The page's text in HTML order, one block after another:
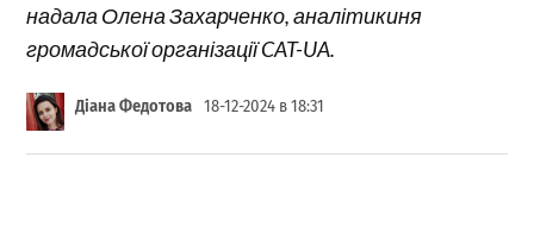
надала Олена Захарченко, аналітикиня
громадської організації CAT-UA.
Діана Федотова 18-12-2024 в 18:31